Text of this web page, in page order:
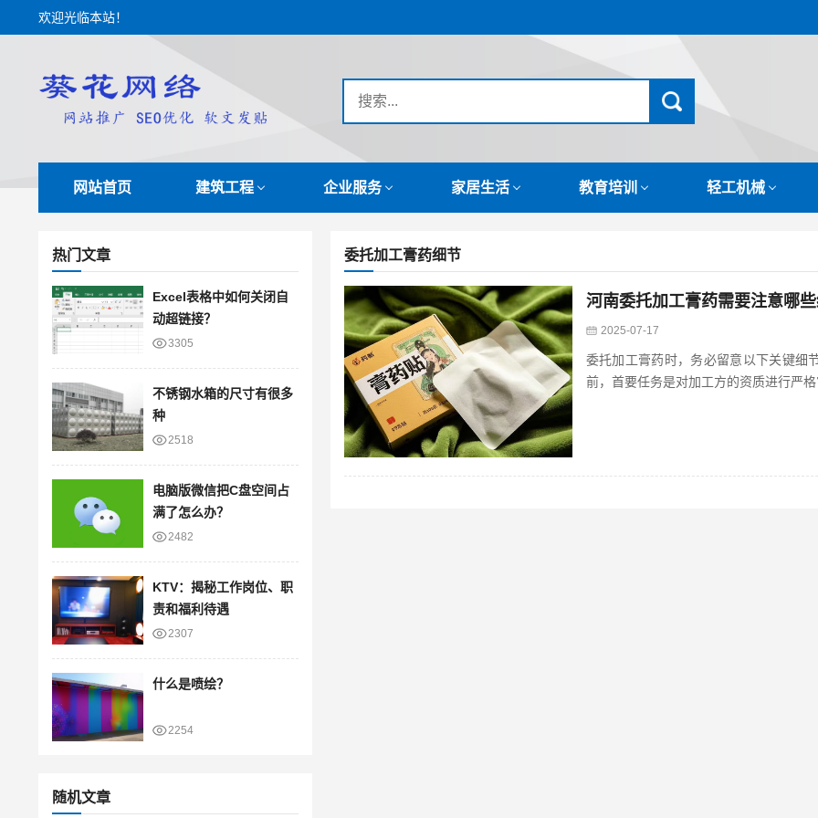
欢迎光临本站！
网站首页 建筑工程 企业服务 家居生活 教育培训 轻工机械
热门文章
Excel表格中如何关闭自
动超链接？
3305
不锈钢水箱的尺寸有很多
种
2518
电脑版微信把C盘空间占
满了怎么办？
2482
KTV：揭秘工作岗位、职
责和福利待遇
2307
什么是喷绘？
2254
随机文章
委托加工膏药细节
河南委托加工膏药需要注意哪
2025-07-17
委托加工膏药时，务必留意以下关键细
前，首要任务是对加工方的资质进行严